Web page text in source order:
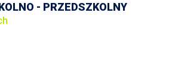
- PRZEDSZKOLNY